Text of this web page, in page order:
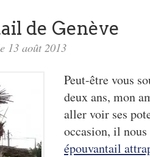
de Genève
13 août 2013
Peut-être vous
deux ans, mon
aller voir ses
occasion, il
épouvantail